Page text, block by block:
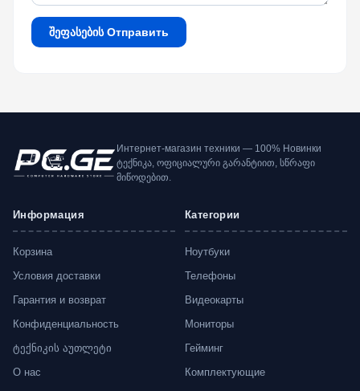
შეფასების Отправить
Интернет-магазин техники — 100% Новинки
ტექნიკა, ოფიციალური გარანტიით, სწრაფი
მიწოდებით.
Информация
Корзина
Условия доставки
Гарантия и возврат
Конфиденциальность
ტექნიკის აუთლეტი
О нас
Категории
Ноутбуки
Телефоны
Видеокарты
Мониторы
Гейминг
Комплектующие